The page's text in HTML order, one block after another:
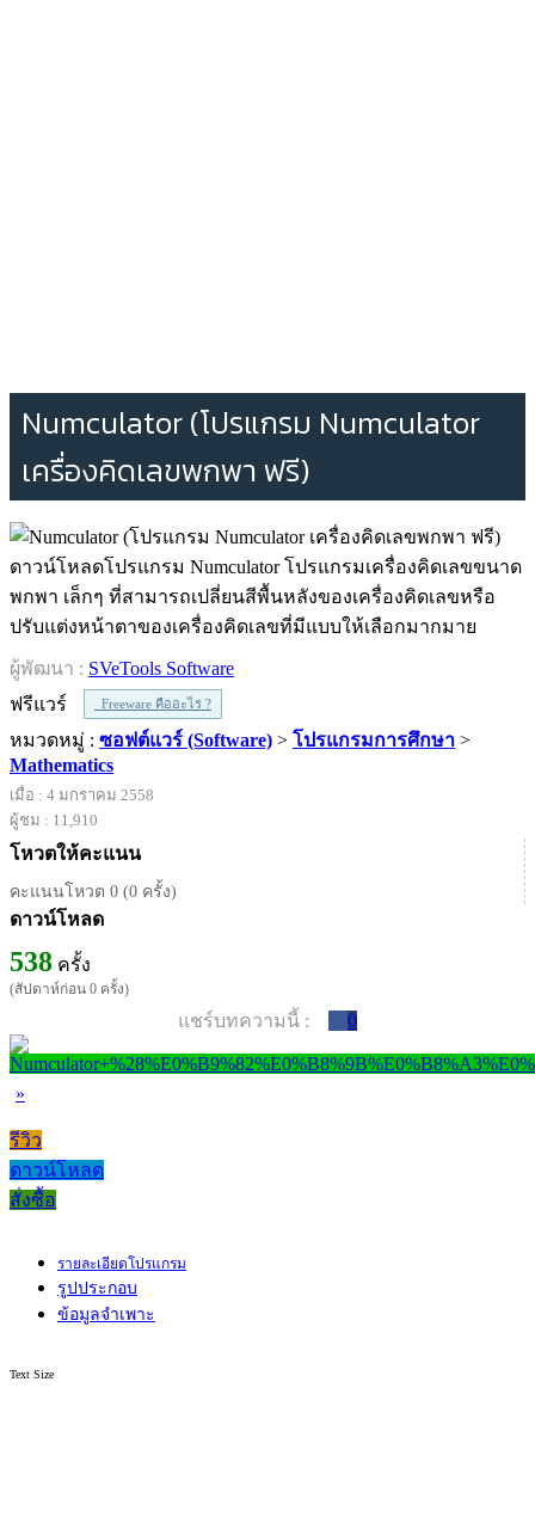
Numculator (โปรแกรม Numculator
เครื่องคิดเลขพกพา ฟรี)
ดาวน์โหลดโปรแกรม Numculator โปรแกรมเครื่องคิดเลขขนาด
พกพา เล็กๆ ที่สามารถเปลี่ยนสีพื้นหลังของเครื่องคิดเลขหรือ
ปรับแต่งหน้าตาของเครื่องคิดเลขที่มีแบบให้เลือกมากมาย
ผู้พัฒนา : SVeTools Software
ฟรีแวร์
Freeware คืออะไร ?
หมวดหมู่ : ซอฟต์แวร์ (Software) > โปรแกรมการศึกษา >
Mathematics
เมื่อ : 4 มกราคม 2558
ผู้ชม : 11,910
โหวตให้คะแนน
คะแนนโหวต 0 (0 ครั้ง)
ดาวน์โหลด
538 ครั้ง
(สัปดาห์ก่อน 0 ครั้ง)
แชร์บทความนี้ : 0
»
รีวิว
ดาวน์โหลด
สั่งซื้อ
รายละเอียดโปรแกรม
รูปประกอบ
ข้อมูลจำเพาะ
Text Size